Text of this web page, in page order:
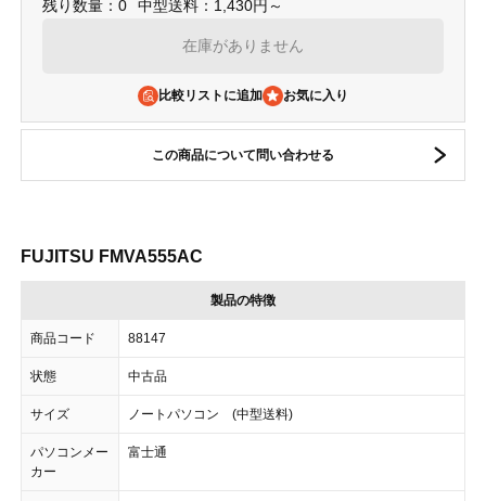
残り数量：0 中型送料：1,430円～
在庫がありません
比較リストに追加
この商品について問い合わせる
FUJITSU FMVA555AC
製品の特徴
商品コード 88147
状態 中古品
サイズ ノートパソコン (中型送料)
パソコンメー
カー
富士通